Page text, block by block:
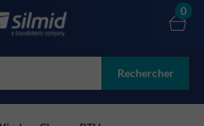
Rechercher
0